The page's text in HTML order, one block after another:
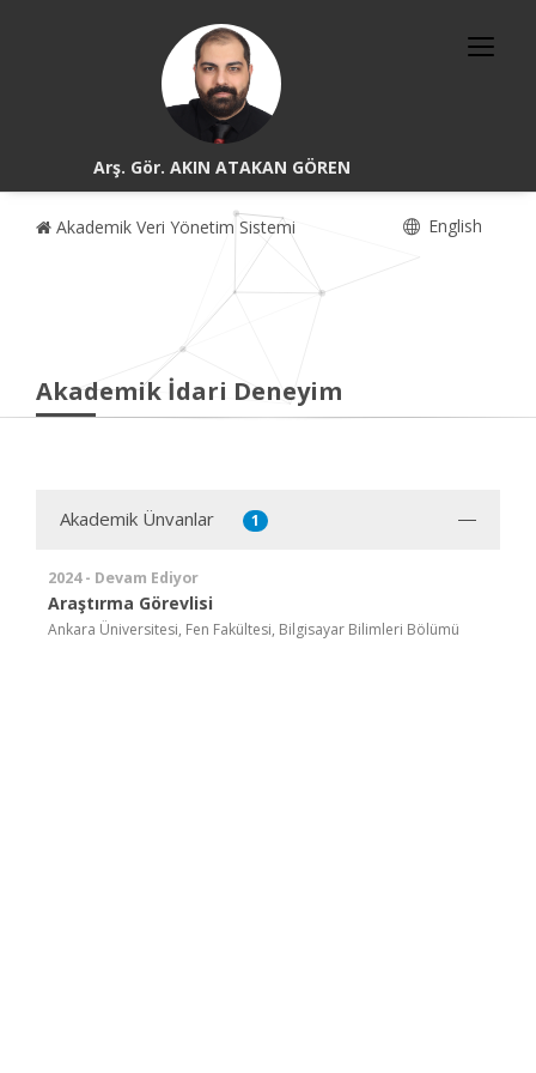
Arş. Gör. AKIN ATAKAN GÖREN
Akademik Veri Yönetim Sistemi English
Akademik İdari Deneyim
Akademik Ünvanlar 1
2024 - Devam Ediyor
Araştırma Görevlisi
Ankara Üniversitesi, Fen Fakültesi, Bilgisayar Bilimleri Bölümü